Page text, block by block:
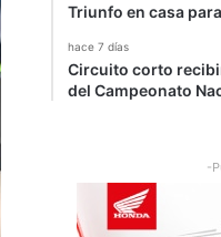
Triunfo en casa
hace 7 días
Circuito corto
del Campeonato
-